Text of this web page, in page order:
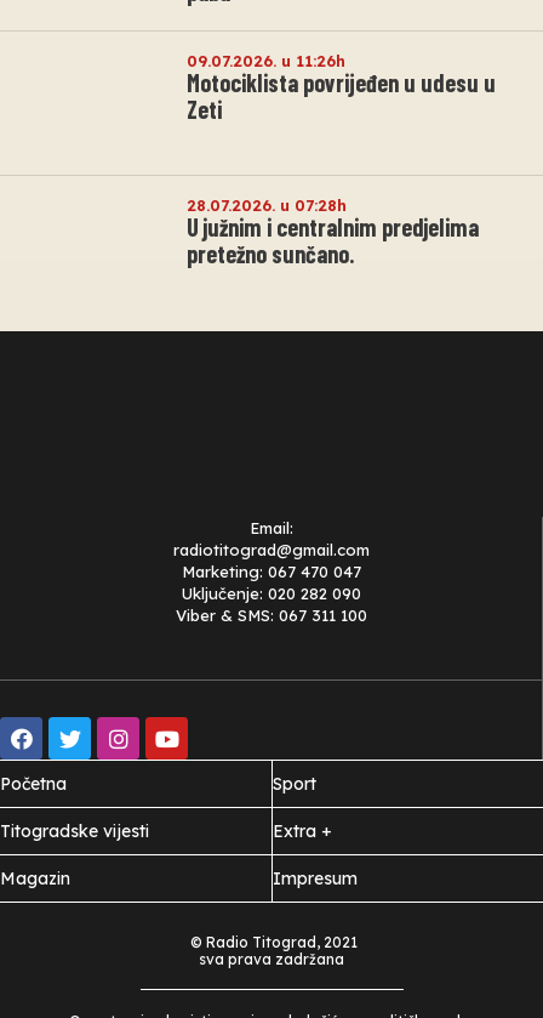
09.07.2026. u 11:26h
Motociklista povrijeđen u udesu u
Zeti
28.07.2026. u 07:28h
U južnim i centralnim predjelima
pretežno sunčano.
Email:
radiotitograd@gmail.com
Marketing: 067 470 047
Uključenje: 020 282 090
Viber & SMS: 067 311 100
Početna
Titogradske vijesti
Magazin
Sport
Extra +
Impresum
© Radio Titograd, 2021
sva prava zadržana